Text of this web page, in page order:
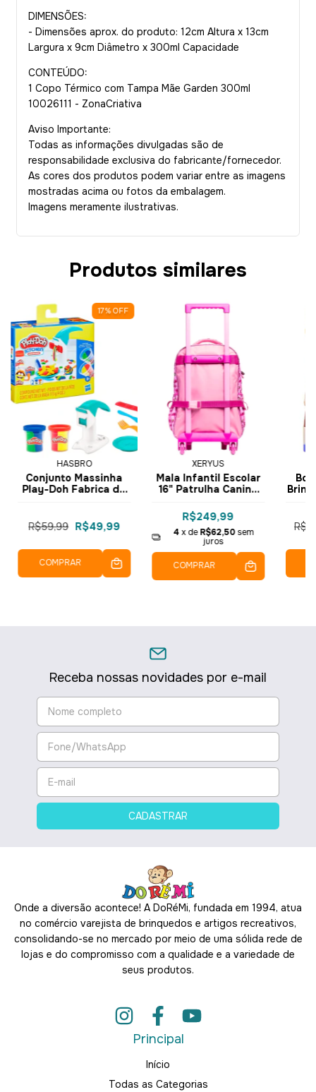
DIMENSÕES:
- Dimensões aprox. do produto: 12cm Altura x 13cm
Largura x 9cm Diâmetro x 300ml Capacidade
CONTEÚDO:
1 Copo Térmico com Tampa Mãe Garden 300ml
10026111 - ZonaCriativa
Aviso Importante:
Todas as informações divulgadas são de
responsabilidade exclusiva do fabricante/fornecedor.
As cores dos produtos podem variar entre as imagens
mostradas acima ou fotos da embalagem.
Imagens meramente ilustrativas.
Produtos similares
17%OFF
HASBRO
Conjunto Massinha
Play-Doh Fabrica de
Hasbro
R$59,99 R$49,99
COMPRAR
XERYUS
Mala Infantil Escolar
16" Patrulha Canina
15260 - Xeryus
R$249,99
4 x deR$62,50sem
juros
COMPRAR
Receba nossas novidades por e-mail
Onde a diversão acontece! A DoRéMi, fundada em 1994, atua
no comércio varejista de brinquedos e artigos recreativos,
consolidando-se no mercado por meio de uma sólida rede de
lojas e do compromisso com a qualidade e a variedade de
seus produtos.
Principal
Início
Todas as Categorias